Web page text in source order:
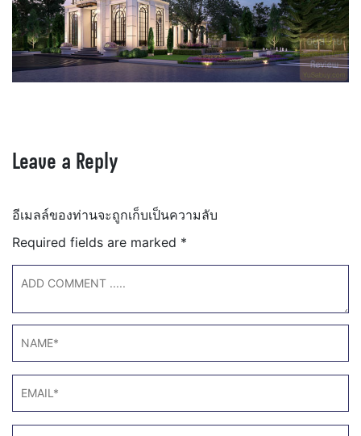
Leave a Reply
อีเมลล์ของท่านจะถูกเก็บเป็นความลับ
Required fields are marked *